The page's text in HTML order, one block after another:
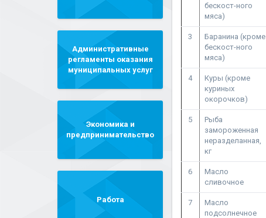
Административные
регламенты оказания
муниципальных услуг
Экономика и
предпринимательство
Работа
бескост-ного
мяса)
3
Баранина (кроме
бескост-ного
мяса)
4
Куры (кроме
куриных
окорочков)
5
Рыба
замороженная
неразделанная,
кг
6
Масло
сливочное
7
Масло
подсолнечное